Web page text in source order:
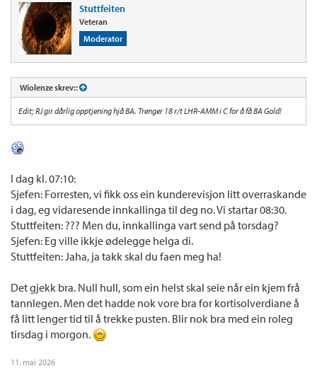
Stuttfeiten
Veteran
Moderator
Wiolenze skrev::
Edit; RJ gir dårlig opptjening hjå BA. Trenger 18 r/t LHR-AMM i C for å få BA Gold!
I dag kl. 07:10:
Sjefen: Forresten, vi fikk oss ein kunderevisjon litt overraskande
i dag, eg vidaresende innkallinga til deg no. Vi startar 08:30.
Stuttfeiten: ??? Men du, innkallinga vart send på torsdag?
Sjefen: Eg ville ikkje ødelegge helga di.
Stuttfeiten: Jaha, ja takk skal du faen meg ha!
Det gjekk bra. Null hull, som ein helst skal seie når ein kjem frå
tannlegen. Men det hadde nok vore bra for kortisolverdiane å
få litt lenger tid til å trekke pusten. Blir nok bra med ein roleg
tirsdag i morgon.
11. mai 2026